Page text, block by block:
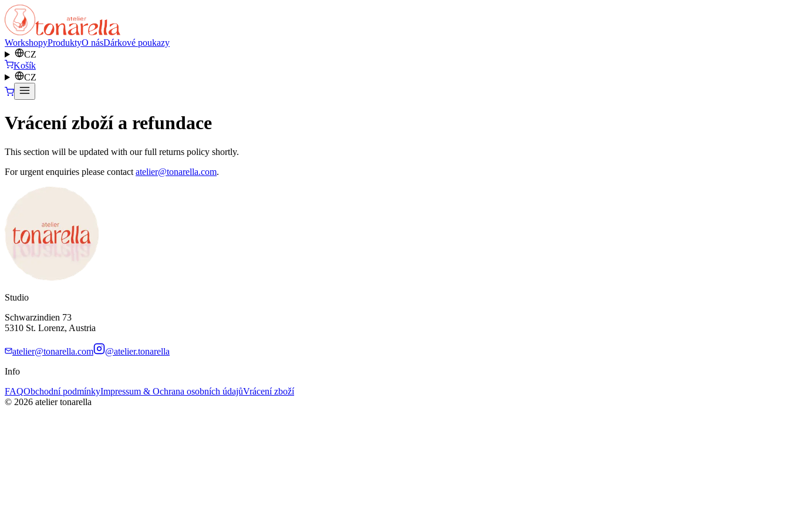
WorkshopyProduktyO násDárkové poukazy
CZ
Košík
CZ
Vrácení zboží a refundace
This section will be updated with our full returns policy shortly.
For urgent enquiries please contact atelier@tonarella.com.
Studio
Schwarzindien 73
5310 St. Lorenz, Austria
atelier@tonarella.com
@atelier.tonarella
Info
FAQObchodní podmínkyImpressum & Ochrana osobních údajůVrácení zboží
© 2026 atelier tonarella